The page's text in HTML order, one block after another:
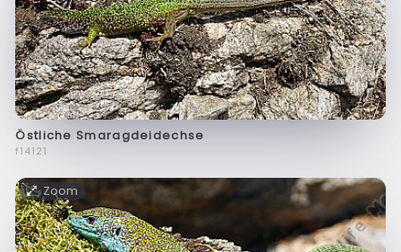
Östliche Smaragdeidechse
f14121
Zoom